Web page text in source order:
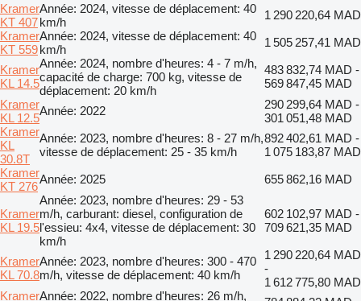
Kramer
KT 407
Année: 2024, vitesse de déplacement: 40
km/h
1 290 220,64 MAD
Kramer
KT 559
Année: 2024, vitesse de déplacement: 40
km/h
1 505 257,41 MAD
Kramer
KL 14.5
Année: 2024, nombre d'heures: 4 - 7 m/h,
capacité de charge: 700 kg, vitesse de
déplacement: 20 km/h
483 832,74 MAD -
569 847,45 MAD
Kramer
KL 12.5
Année: 2022
290 299,64 MAD -
301 051,48 MAD
Kramer
KL
30.8T
Année: 2023, nombre d'heures: 8 - 27 m/h,
vitesse de déplacement: 25 - 35 km/h
892 402,61 MAD -
1 075 183,87 MAD
Kramer
KT 276
Année: 2025 655 862,16 MAD
Kramer
KL 19.5
Année: 2023, nombre d'heures: 29 - 53
m/h, carburant: diesel, configuration de
l'essieu: 4x4, vitesse de déplacement: 30
km/h
602 102,97 MAD -
709 621,35 MAD
Kramer
KL 70.8
Année: 2023, nombre d'heures: 300 - 470
m/h, vitesse de déplacement: 40 km/h
1 290 220,64 MAD
-
1 612 775,80 MAD
KramerAnnée: 2022, nombre d'heures: 26 m/h,